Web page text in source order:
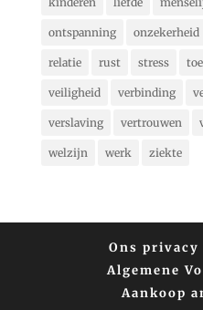
ontspanning onzekerheid
relatie rust stress
veiligheid verbinding
verslaving vertrouwen
welzijn werk ziekte
Ons privacy
Algemene
Aankoop